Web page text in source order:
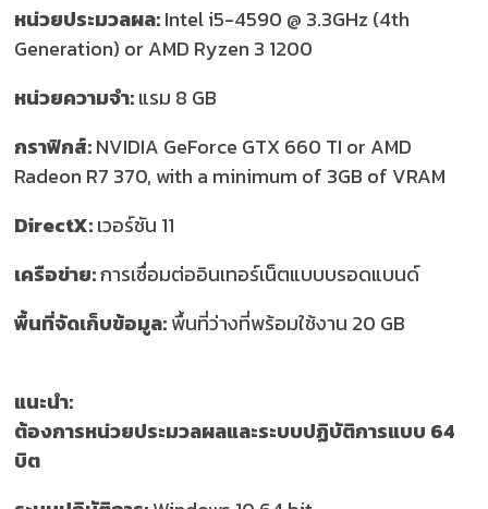
หน่วยประมวลผล:Intel i5-4590 @ 3.3GHz (4th
Generation) or AMD Ryzen 3 1200
หน่วยความจำ:แรม 8 GB
กราฟิกส์:NVIDIA GeForce GTX 660 TI or AMD
Radeon R7 370, with a minimum of 3GB of VRAM
DirectX:เวอร์ชัน 11
เครือข่าย:การเชื่อมต่ออินเทอร์เน็ตแบบบรอดแบนด์
พื้นที่จัดเก็บข้อมูล:พื้นที่ว่างที่พร้อมใช้งาน 20 GB
แนะนำ:
ต้องการหน่วยประมวลผลและระบบปฏิบัติการแบบ 64
บิต